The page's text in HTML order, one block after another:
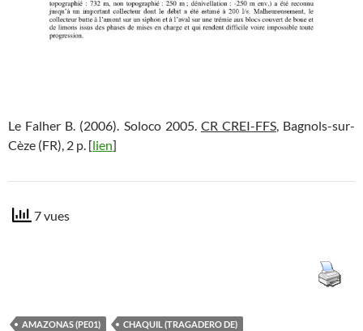
Le Falher B. (2006). Soloco 2005. CR CREI-FFS, Bagnols-sur-
Cèze (FR), 2 p. [lien]
7 vues
AMAZONAS (PE01)
CHAQUIL (TRAGADERO DE)